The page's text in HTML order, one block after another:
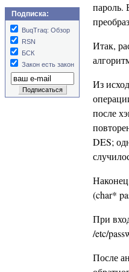
Подписка:
BuqTraq: Обзор
RSN
БСК
Закон есть закон
пароль.
Итак,
Из
после
DES;
(char*
При
/etc/
После